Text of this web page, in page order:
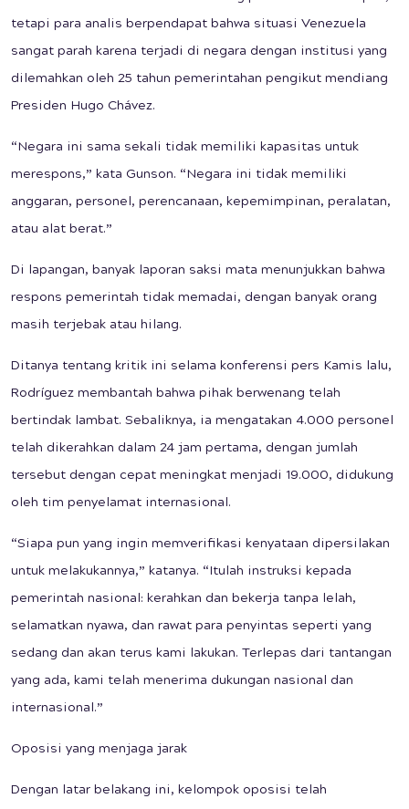
tetapi para analis berpendapat bahwa situasi Venezuela
sangat parah karena terjadi di negara dengan institusi yang
dilemahkan oleh 25 tahun pemerintahan pengikut mendiang
Presiden Hugo Chávez.
“Negara ini sama sekali tidak memiliki kapasitas untuk
merespons,” kata Gunson. “Negara ini tidak memiliki
anggaran, personel, perencanaan, kepemimpinan, peralatan,
atau alat berat.”
Di lapangan, banyak laporan saksi mata menunjukkan bahwa
respons pemerintah tidak memadai, dengan banyak orang
masih terjebak atau hilang.
Ditanya tentang kritik ini selama konferensi pers Kamis lalu,
Rodríguez membantah bahwa pihak berwenang telah
bertindak lambat. Sebaliknya, ia mengatakan 4.000 personel
telah dikerahkan dalam 24 jam pertama, dengan jumlah
tersebut dengan cepat meningkat menjadi 19.000, didukung
oleh tim penyelamat internasional.
“Siapa pun yang ingin memverifikasi kenyataan dipersilakan
untuk melakukannya,” katanya. “Itulah instruksi kepada
pemerintah nasional: kerahkan dan bekerja tanpa lelah,
selamatkan nyawa, dan rawat para penyintas seperti yang
sedang dan akan terus kami lakukan. Terlepas dari tantangan
yang ada, kami telah menerima dukungan nasional dan
internasional.”
Oposisi yang menjaga jarak
Dengan latar belakang ini, kelompok oposisi telah